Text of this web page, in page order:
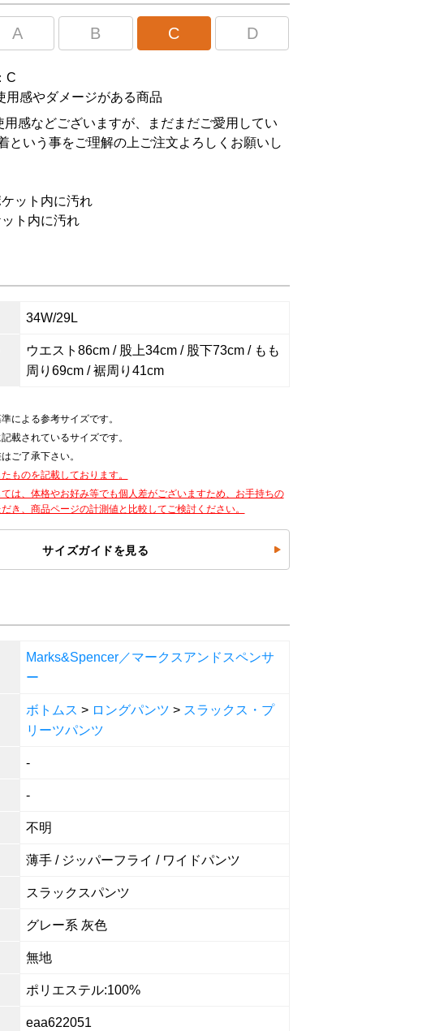
A B C D
C
用感やダメージがある商品
感などございますが、まだまだご愛用してい
という事をご理解の上ご注文よろしくお願いし
ット内に汚れ
ト内に汚れ
34W/29L
ウエスト86cm / 股上34cm / 股下73cm / もも
周り69cm / 裾周り41cm
による参考サイズです。
載されているサイズです。
ご了承下さい。
ものを記載しております。
は、体格やお好み等でも個人差がございますため、お手持ちの
き、商品ページの計測値と比較してご検討ください。
サイズガイドを見る
Marks&Spencer／マークスアンドスペンサ
ー
ボトムス > ロングパンツ > スラックス・プ
リーツパンツ
-
-
不明
薄手 / ジッパーフライ / ワイドパンツ
スラックスパンツ
グレー系 灰色
無地
ポリエステル:100%
eaa622051